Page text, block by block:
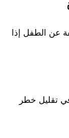
عن الطفل إذا
تقليل خطر